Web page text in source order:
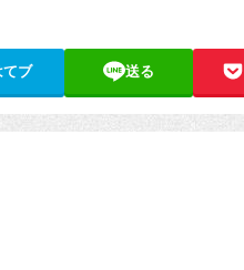
てブ 送る